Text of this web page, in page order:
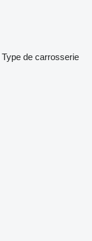
Type de carrosserie